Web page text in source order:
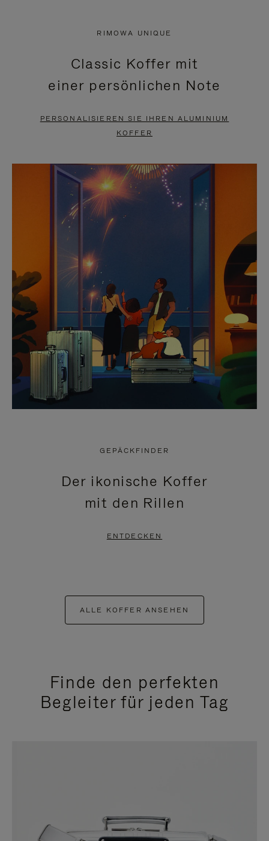
PAUSIERT,
BITTE
DRÜCKEN
ANZUHALTEN
KLICKEN
SIE
ZUM
AUFHEBEN
STUMMSCHALTUNG
RIMOWA UNIQUE
Classic Koffer mit
einer persönlichen Note
PERSONALISIEREN SIE IHREN ALUMINIUM
KOFFER
GEPÄCKFINDER
Der ikonische Koffer
mit den Rillen
ENTDECKEN
ALLE KOFFER ANSEHEN
Finde den perfekten
Begleiter für jeden Tag